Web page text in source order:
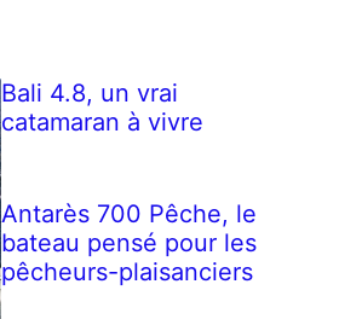
Bali 4.8, un vrai
catamaran à vivre
Antarès 700 Pêche, le
bateau pensé pour les
pêcheurs-plaisanciers